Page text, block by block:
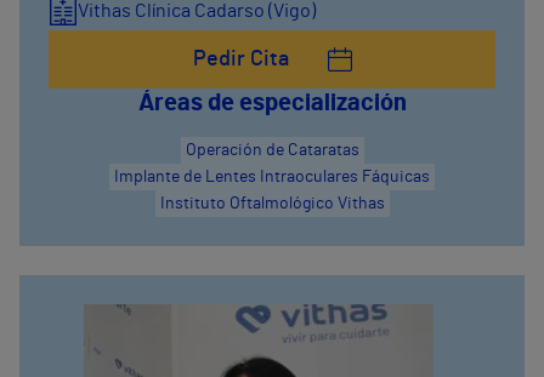
Vithas Clínica Cadarso (Vigo)
Pedir Cita
Áreas de especialización
Instituto Oftalmológico Vithas
Implante de Lentes Intraoculares Fáquicas
Operación de Cataratas